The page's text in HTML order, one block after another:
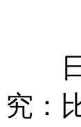
日
究：